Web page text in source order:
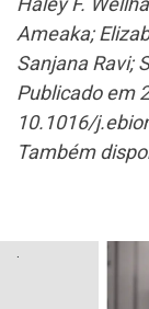
Ameaka;
Sanjana Ravi;
Publicado em
10.1016/
Também